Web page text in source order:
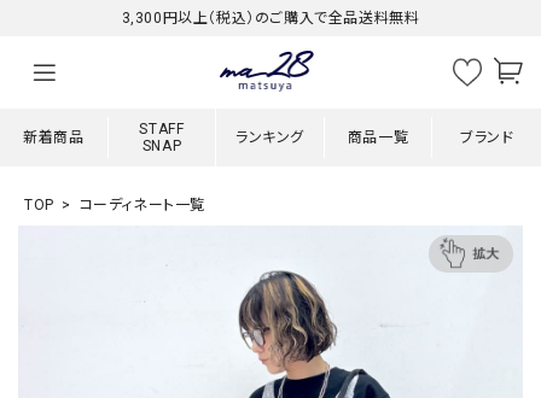
3,300円以上（税込）のご購入で全品送料無料
新着商品
STAFF
SNAP
ランキング 商品一覧 ブランド
TOP コーディネート一覧